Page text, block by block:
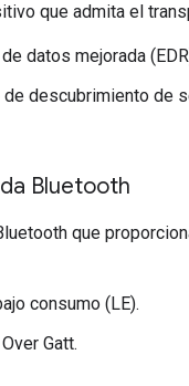
que admita el
datos mejorada
descubrimiento de
Bluetooth
que
consumo (LE).
Gatt.